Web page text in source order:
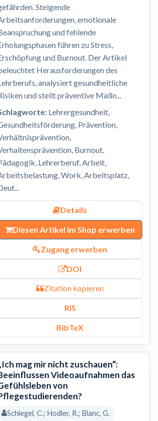
Steigende
emotionale
und fehlende
führen zu Stress,
und Burnout. Der Artikel
Herausforderungen des
analysiert gesundheitliche
und stellt präventive Maßn...
Lehrergesundheit,
Prävention,
Burnout,
Lehrerberuf, Arbeit,
Work, Arbeitsplatz,
Details
Diesen Artikel im Shop erwerben
Zugang erwerben
DOI
Zitation kopieren
RIS
BibTeX
mag mir nicht zuschauen“:
Videoaufnahmen das
von
Schlegel, C.; Hodler, R.; Blanc, G.